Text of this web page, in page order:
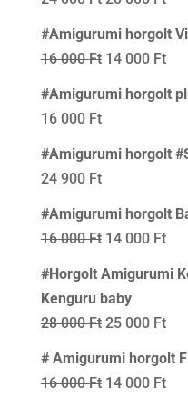
000 Ft.
#Amigurumi horgolt
16 000Ft Original
000 Ft.
14 000 Ft
is:
#Amigurumi horgolt
16 000 Ft
#Amigurumi horgolt
24 900 Ft
#Amigurumi horgolt
16 000Ft Original
was:
14 000 Ft
#Horgolt Amigurumi
Kenguru baby
28 000Ft Original
25 000 Ft
# Amigurumi horgolt
16 000Ft Original
14 000 Ft